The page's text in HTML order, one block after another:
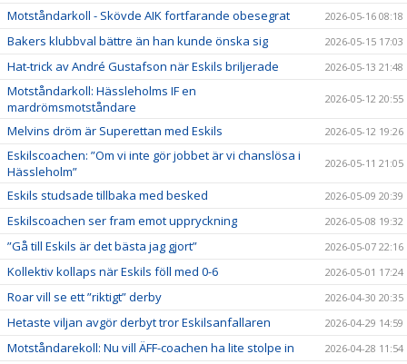
Motståndarkoll - Skövde AIK fortfarande obesegrat 2026-05-16 08:18
Bakers klubbval bättre än han kunde önska sig 2026-05-15 17:03
Hat-trick av André Gustafson när Eskils briljerade 2026-05-13 21:48
Motståndarkoll: Hässleholms IF en
mardrömsmotståndare
2026-05-12 20:55
Melvins dröm är Superettan med Eskils 2026-05-12 19:26
Eskilscoachen: ”Om vi inte gör jobbet är vi chanslösa i
Hässleholm”
2026-05-11 21:05
Eskils studsade tillbaka med besked 2026-05-09 20:39
Eskilscoachen ser fram emot uppryckning 2026-05-08 19:32
”Gå till Eskils är det bästa jag gjort” 2026-05-07 22:16
Kollektiv kollaps när Eskils föll med 0-6 2026-05-01 17:24
Roar vill se ett ”riktigt” derby 2026-04-30 20:35
Hetaste viljan avgör derbyt tror Eskilsanfallaren 2026-04-29 14:59
Motståndarekoll: Nu vill ÄFF-coachen ha lite stolpe in 2026-04-28 11:54